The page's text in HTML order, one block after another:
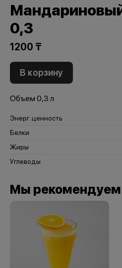
0,3
1200 ₸
В корзину
Объем 0,3 л
Энерг. ценность
Белки
Жиры
Углеводы
Мы рекомендуем